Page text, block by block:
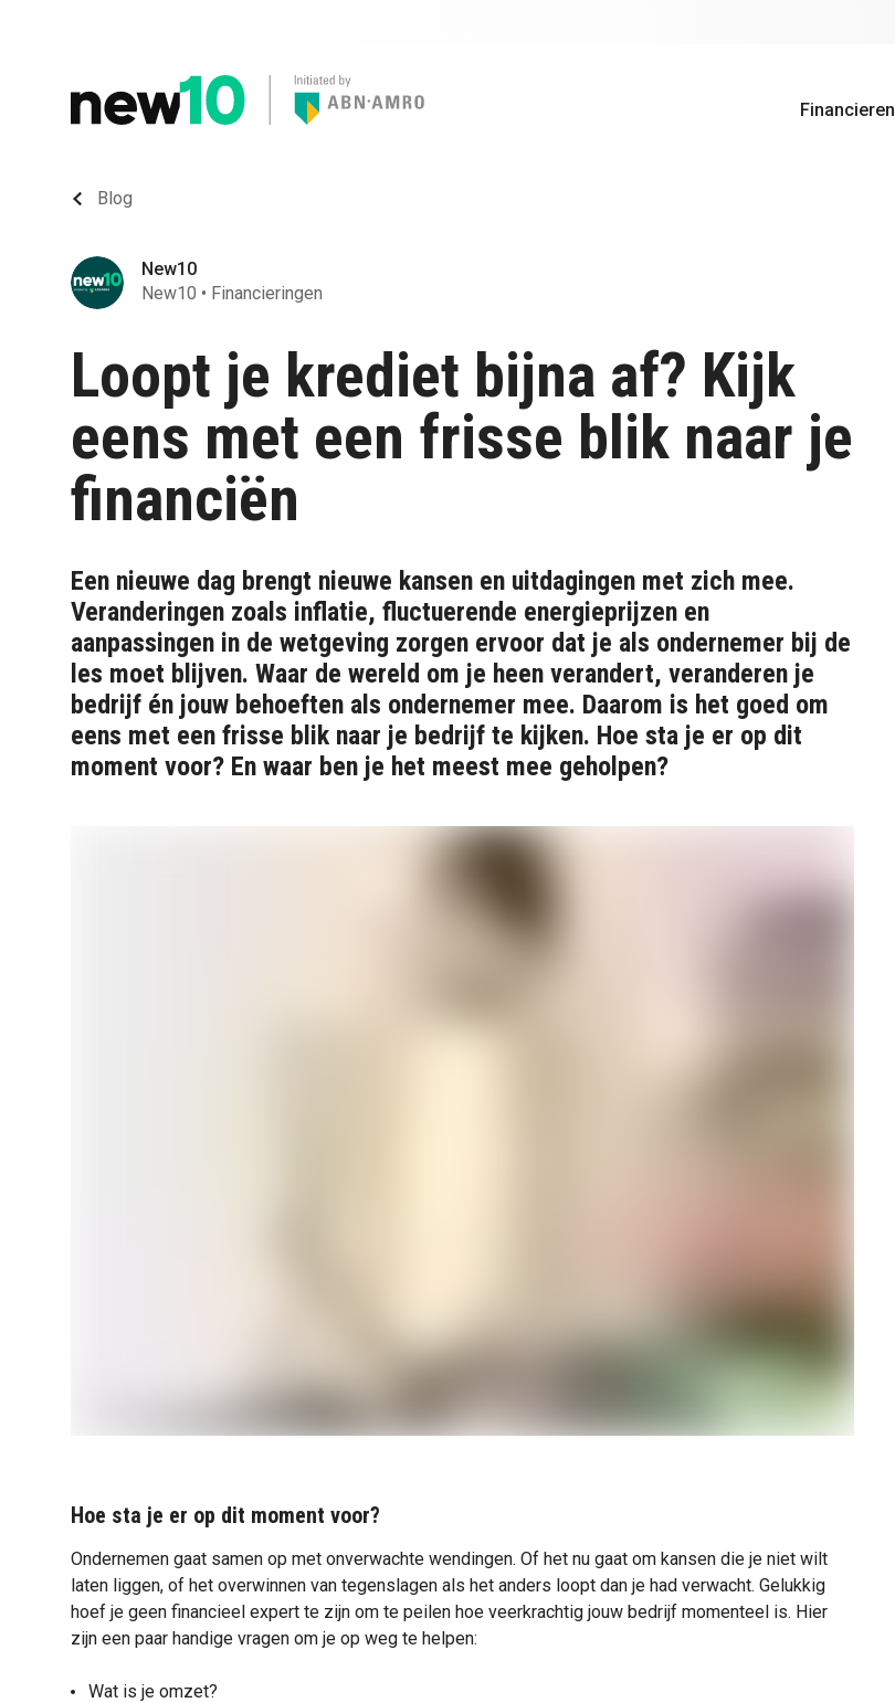
Financieren
Blog
New10
New10 • Financieringen
Loopt je krediet bijna af? Kijk
eens met een frisse blik naar je
financiën
Een nieuwe dag brengt nieuwe kansen en uitdagingen met zich mee.
Veranderingen zoals inflatie, fluctuerende energieprijzen en
aanpassingen in de wetgeving zorgen ervoor dat je als ondernemer bij de
les moet blijven. Waar de wereld om je heen verandert, veranderen je
bedrijf én jouw behoeften als ondernemer mee. Daarom is het goed om
eens met een frisse blik naar je bedrijf te kijken. Hoe sta je er op dit
moment voor? En waar ben je het meest mee geholpen?
Hoe sta je er op dit moment voor?
Ondernemen gaat samen op met onverwachte wendingen. Of het nu gaat om kansen die je niet wilt
laten liggen, of het overwinnen van tegenslagen als het anders loopt dan je had verwacht. Gelukkig
hoef je geen financieel expert te zijn om te peilen hoe veerkrachtig jouw bedrijf momenteel is. Hier
zijn een paar handige vragen om je op weg te helpen:
Wat is je omzet?